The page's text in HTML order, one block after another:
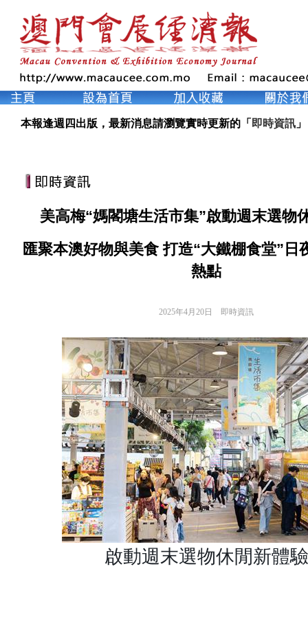
本報逢週四出版，最新消息請瀏覽實時更新的「 即時資訊 」
美高梅“媽閣塘生活市集”啟動週末選物
匯聚本澳好物與美食 打造“大鐵棚食堂”日
熱點
2025年4月20日 即時資訊
啟動週末選物休閒新體驗